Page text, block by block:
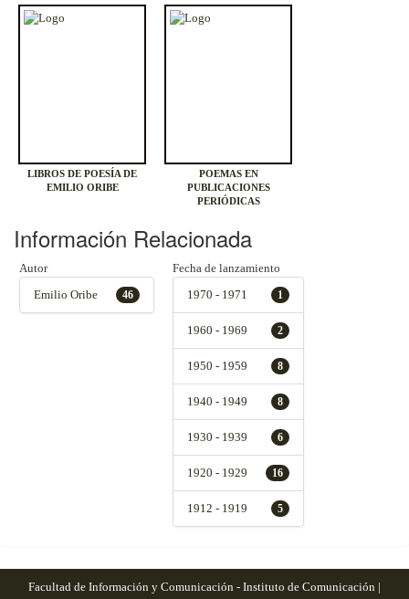
LIBROS DE POESÍA DE
EMILIO ORIBE
POEMAS EN
PUBLICACIONES
PERIÓDICAS
Información Relacionada
Autor
46
Emilio Oribe
Fecha de lanzamiento
1
1970 - 1971
2
1960 - 1969
8
1950 - 1959
8
1940 - 1949
6
1930 - 1939
16
1920 - 1929
5
1912 - 1919
Facultad de Información y Comunicación - Instituto de Comunicación |